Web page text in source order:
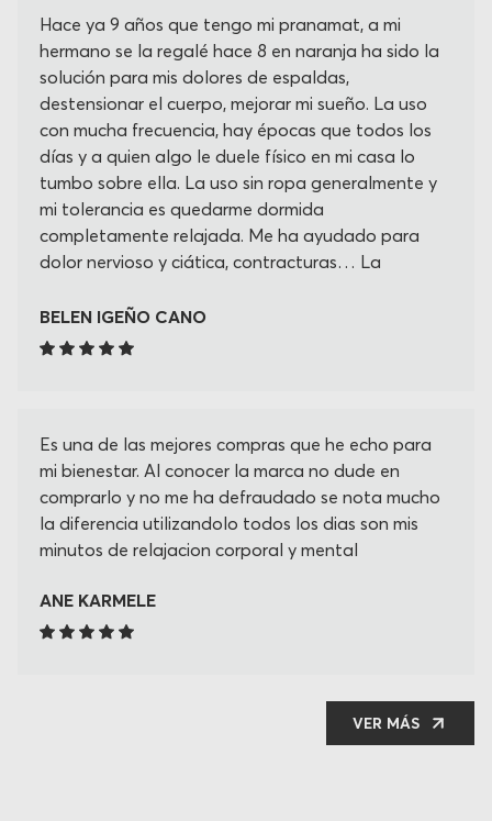
Hace ya 9 años que tengo mi pranamat, a mi
hermano se la regalé hace 8 en naranja ha sido la
solución para mis dolores de espaldas,
destensionar el cuerpo, mejorar mi sueño. La uso
con mucha frecuencia, hay épocas que todos los
días y a quien algo le duele físico en mi casa lo
tumbo sobre ella. La uso sin ropa generalmente y
mi tolerancia es quedarme dormida
completamente relajada. Me ha ayudado para
dolor nervioso y ciática, contracturas… La
adquirido, estoy a la espera de recibir el cojín
cervical que creo que será un accesorio
BELEN IGEÑO CANO
Es una de las mejores compras que he echo para
mi bienestar. Al conocer la marca no dude en
comprarlo y no me ha defraudado se nota mucho
la diferencia utilizandolo todos los dias son mis
minutos de relajacion corporal y mental
ANE KARMELE
VER MÁS